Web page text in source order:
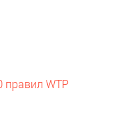
правил WTP